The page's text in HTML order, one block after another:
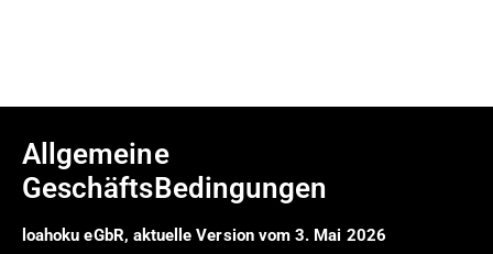
Allgemeine
GeschäftsBedingungen
loahoku eGbR, aktuelle Version vom 3. Mai 2026